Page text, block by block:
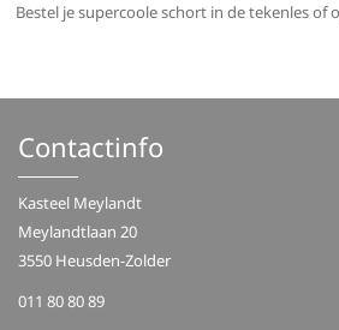
Bestel je supercoole schort in de tekenles of
Contactinfo
Kasteel Meylandt
Meylandtlaan 20
3550 Heusden-Zolder
011 80 80 89